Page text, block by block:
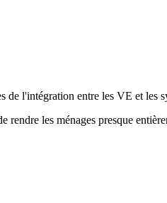
l'intégration entre les VE et les
les ménages presque